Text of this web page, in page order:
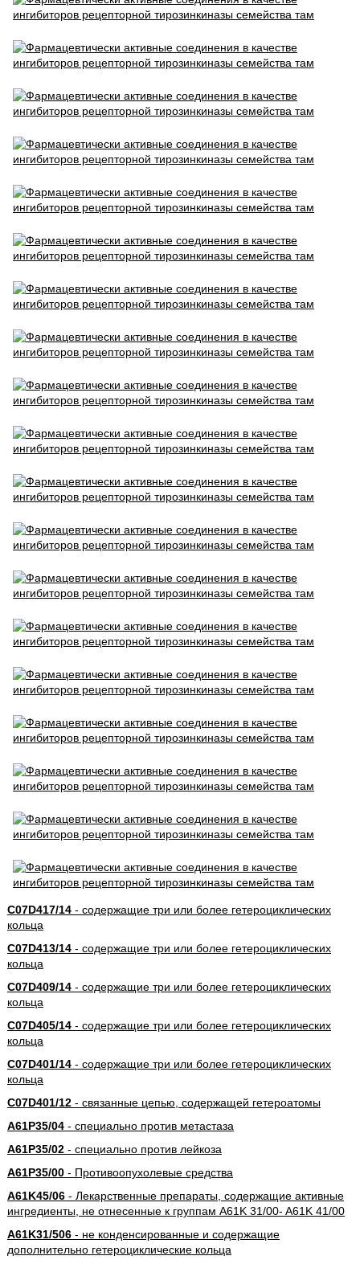
C07D417/14- содержащие три или более гетероциклических
кольца
C07D413/14- содержащие три или более гетероциклических
кольца
C07D409/14- содержащие три или более гетероциклических
кольца
C07D405/14- содержащие три или более гетероциклических
кольца
C07D401/14- содержащие три или более гетероциклических
кольца
C07D401/12- связанные цепью, содержащей гетероатомы
A61P35/04- специально против метастаза
A61P35/02- специально против лейкоза
A61P35/00- Противоопухолевые средства
A61K45/06- Лекарственные препараты, содержащие активные
ингредиенты, не отнесенные к группам A61K 31/00- A61K 41/00
A61K31/506- не конденсированные и содержащие
дополнительно гетероциклические кольца